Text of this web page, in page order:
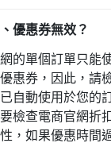
優惠券無效？
的單個訂單只能
惠券，因此，請
自動使用於您的
檢查電商官網折
，如果優惠時間